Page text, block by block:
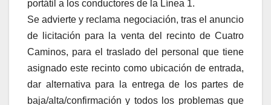
portátil a los conductores de la Línea 1.
Se advierte y reclama negociación, tras el anuncio
de licitación para la venta del recinto de Cuatro
Caminos, para el traslado del personal que tiene
asignado este recinto como ubicación de entrada,
dar alternativa para la entrega de los partes de
baja/alta/confirmación y todos los problemas que